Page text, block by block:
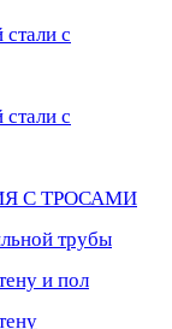
с
с
С ТРОСАМИ
трубы
и пол